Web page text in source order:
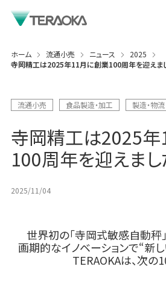
ホーム 流通小売 ニュース
2025
寺岡精工は2025年11月に創業100周年を迎えま
流通小売 食品製造・加工 製造・物流
寺岡精工は2025
100周年を迎えまし
2025/11/04
世界初の「寺岡式敏感自動秤
画期的なイノベーションで“新
TERAOKAは、次の